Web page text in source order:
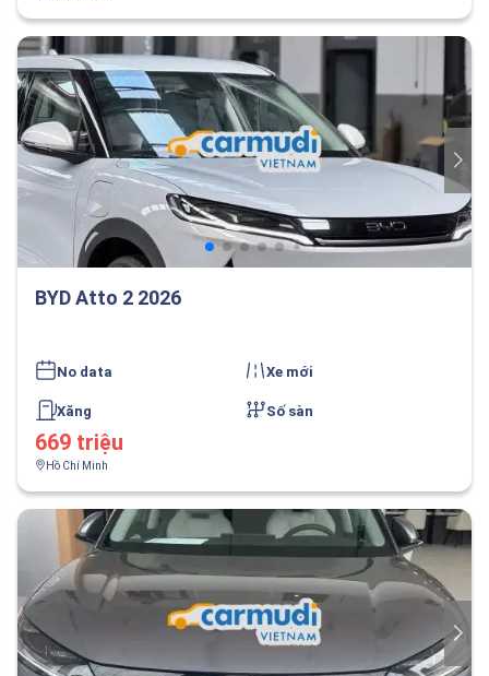
BYD Atto 2 2026
No data Xe mới
Xăng Số sàn
669 triệu
Hồ Chí Minh